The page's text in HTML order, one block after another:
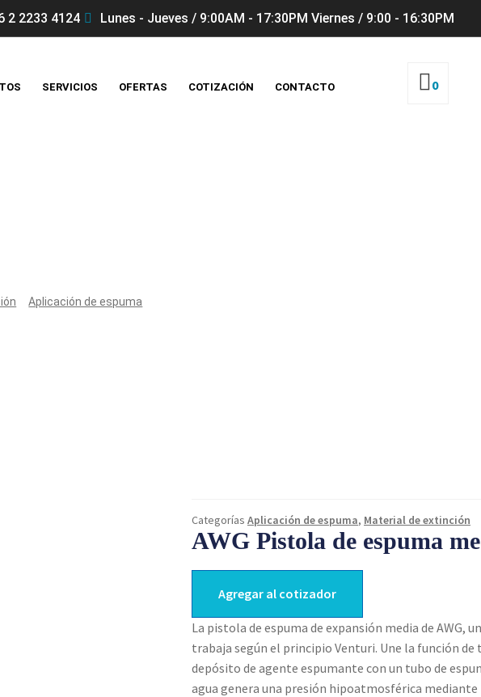
2 2233 4124 Lunes - Jueves / 9:00AM - 17:30PM Viernes / 9:00 - 16:30PM
SERVICIOS OFERTAS COTIZACIÓN CONTACTO 0
Aplicación de espuma
Categorías Aplicación de espuma, Material de extinción
AWG Pistola de espuma
Agregar al cotizador
La pistola de espuma de expansión media de AWG,
trabaja según el principio Venturi. Une la función de
depósito de agente espumante con un tubo de
agua genera una presión hipoatmosférica mediante